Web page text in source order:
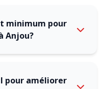
minimum pour
Anjou?
pour améliorer